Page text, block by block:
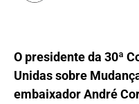
O presidente da 30ª
Unidas sobre
embaixador André